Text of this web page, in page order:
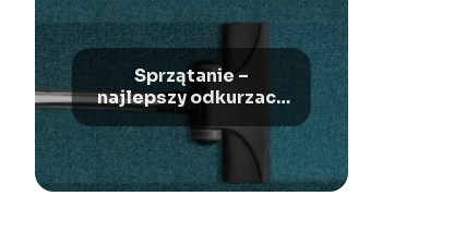
Sprzątanie –
najlepszy odkurzacz
bezworkowy